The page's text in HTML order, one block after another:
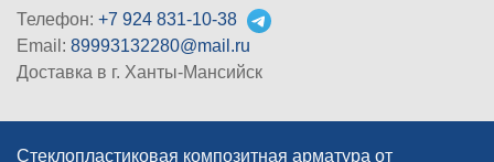
Телефон: +7 924 831-10-38
Email: 89993132280@mail.ru
Доставка в г. Ханты-Мансийск
Стеклопластиковая композитная арматура от